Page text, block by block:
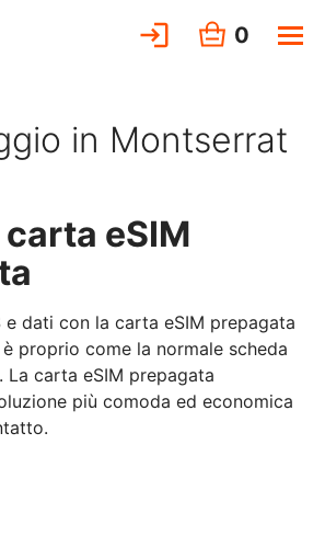
0
in Montserrat
eSIM
e dati con la carta eSIM prepagata
proprio come la normale scheda
La carta eSIM prepagata
più comoda ed economica